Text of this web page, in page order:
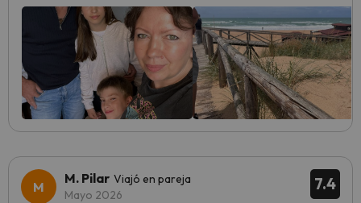
7.4
M. Pilar Viajó en pareja
Mayo 2026